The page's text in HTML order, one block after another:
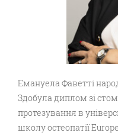
Емануела Фаветті
Здобула диплом зі
протезування в
школу остеопатії